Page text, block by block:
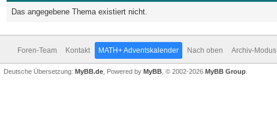
Das angegebene Thema existiert nicht.
Foren-Team Kontakt MATH+ Adventskalender Nach oben Archiv-Modus
Deutsche Übersetzung: MyBB.de , Powered by MyBB , © 2002-2026 MyBB Group